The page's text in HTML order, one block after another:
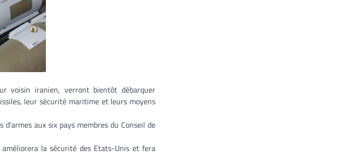
voisin iranien, verront bientôt débarquer
leur sécurité maritime et leurs moyens
aux six pays membres du Conseil de
la sécurité des Etats-Unis et fera